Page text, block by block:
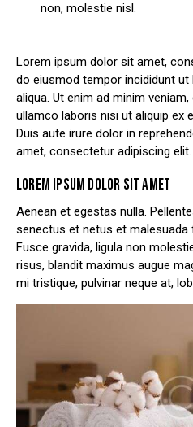
non, molestie nisl.
Lorem ipsum dolor sit amet,
do eiusmod tempor incididunt
aliqua. Ut enim ad minim
ullamco laboris nisi ut aliquip ex
Duis aute irure dolor in
amet, consectetur adipiscing elit.
LOREM IPSUM DOLOR SIT AMET
Aenean et egestas nulla.
senectus et netus et
Fusce gravida, ligula non
risus, blandit maximus augue
mi tristique, pulvinar neque at,